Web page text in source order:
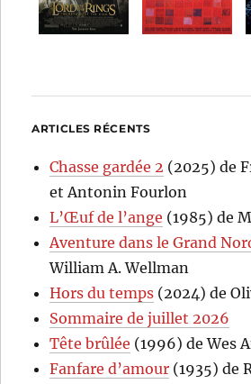
ARTICLES RÉCENTS
Chasse gardée 2 (2025) de
et Antonin Fourlon
L’Œuf de l’ange (1985) de
Aventure dans le Grand
William A. Wellman
Hors du temps (2024) de
Sommaire de juillet 2026
Tête brûlée (1996) de Wes
Fanfare d’amour (1935) de